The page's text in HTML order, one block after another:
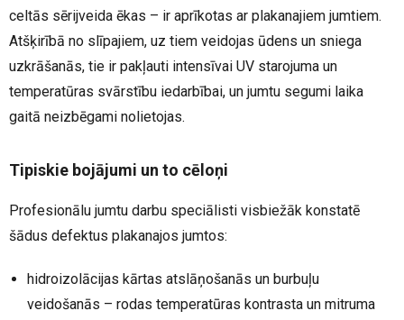
celtās sērijveida ēkas – ir aprīkotas ar plakanajiem jumtiem.
Atšķirībā no slīpajiem, uz tiem veidojas ūdens un sniega
uzkrāšanās, tie ir pakļauti intensīvai UV starojuma un
temperatūras svārstību iedarbībai, un jumtu segumi laika
gaitā neizbēgami nolietojas.
Tipiskie bojājumi un to cēloņi
Profesionālu jumtu darbu speciālisti visbiežāk konstatē
šādus defektus plakanajos jumtos:
hidroizolācijas kārtas atslāņošanās un burbuļu
veidošanās – rodas temperatūras kontrasta un mitruma